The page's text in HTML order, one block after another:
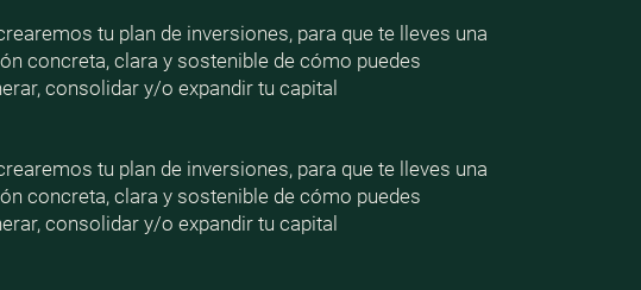
tu plan de inversiones, para que te lleves una
concreta, clara y sostenible de cómo puedes
consolidar y/o expandir tu capital
tu plan de inversiones, para que te lleves una
concreta, clara y sostenible de cómo puedes
consolidar y/o expandir tu capital